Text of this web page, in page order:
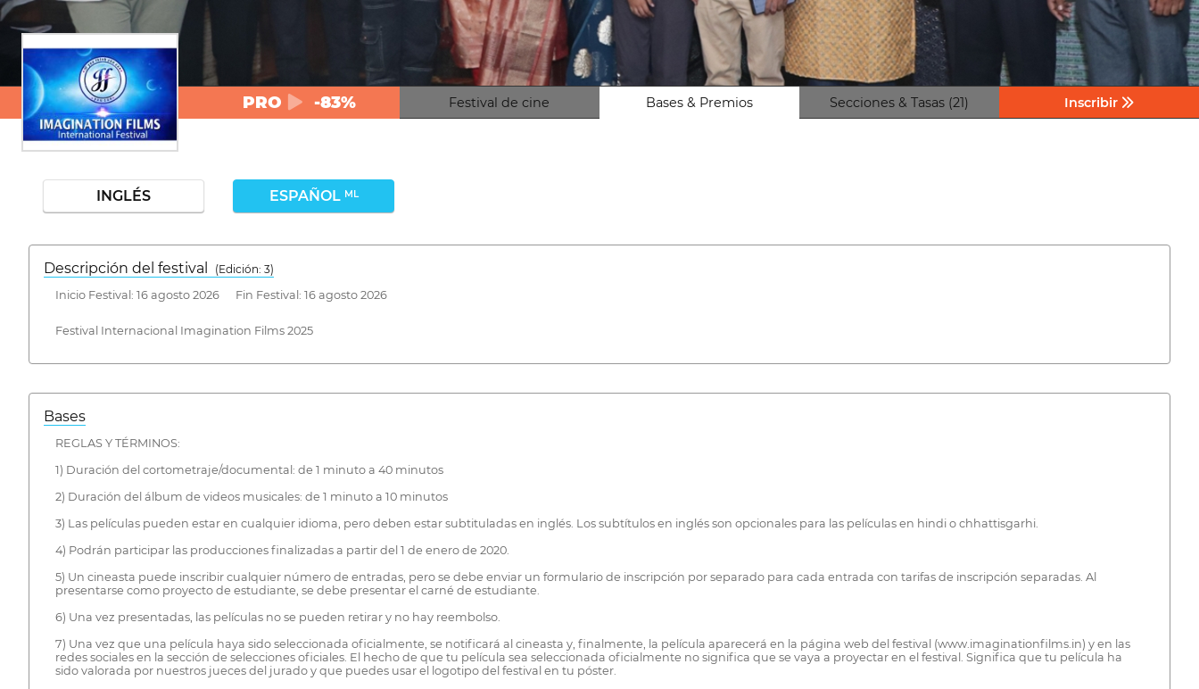
PRO -83% Festival de cine Bases & Premios Secciones & Tasas (21) Inscribir
INGLÉS ESPAÑOL ML
Descripción del festival
( Edición: 3)
Inicio Festival: 16 agosto 2026 Fin Festival: 16 agosto 2026
Festival Internacional Imagination Films 2025
Bases
REGLAS Y TÉRMINOS:
1) Duración del cortometraje/documental: de 1 minuto a 40 minutos
2) Duración del álbum de videos musicales: de 1 minuto a 10 minutos
3) Las películas pueden estar en cualquier idioma, pero deben estar subtituladas en inglés. Los subtítulos en inglés son opcionales para las películas en hindi o chhattisgarhi.
4) Podrán participar las producciones finalizadas a partir del 1 de enero de 2020.
5) Un cineasta puede inscribir cualquier número de entradas, pero se debe enviar un formulario de inscripción por separado para cada entrada con tarifas de inscripción separadas. Al
presentarse como proyecto de estudiante, se debe presentar el carné de estudiante.
6) Una vez presentadas, las películas no se pueden retirar y no hay reembolso.
7) Una vez que una película haya sido seleccionada oficialmente, se notificará al cineasta y, finalmente, la película aparecerá en la página web del festival (www.imaginationfilms.in) y en las
redes sociales en la sección de selecciones oficiales. El hecho de que tu película sea seleccionada oficialmente no significa que se vaya a proyectar en el festival. Significa que tu película ha
sido valorada por nuestros jueces del jurado y que puedes usar el logotipo del festival en tu póster.